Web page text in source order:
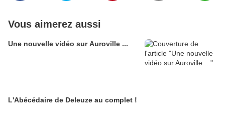
Vous aimerez aussi
Une nouvelle vidéo sur Auroville ...
L'Abécédaire de Deleuze au complet !